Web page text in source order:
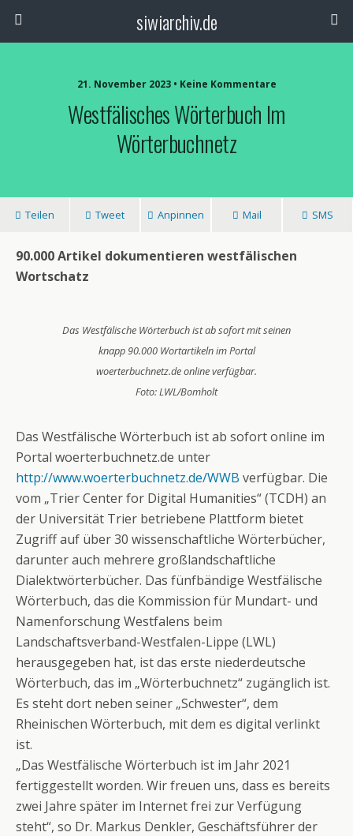
siwiarchiv.de
21. November 2023 • Keine Kommentare
Westfälisches Wörterbuch Im
Wörterbuchnetz
Teilen Tweet Anpinnen Mail SMS
90.000 Artikel dokumentieren westfälischen
Wortschatz
Das Westfälische Wörterbuch ist ab sofort mit seinen
knapp 90.000 Wortartikeln im Portal
woerterbuchnetz.de online verfügbar.
Foto: LWL/Bomholt
Das Westfälische Wörterbuch ist ab sofort online im
Portal woerterbuchnetz.de unter
http://www.woerterbuchnetz.de/WWB verfügbar. Die
vom „Trier Center for Digital Humanities“ (TCDH) an
der Universität Trier betriebene Plattform bietet
Zugriff auf über 30 wissenschaftliche Wörterbücher,
darunter auch mehrere großlandschaftliche
Dialektwörterbücher. Das fünfbändige Westfälische
Wörterbuch, das die Kommission für Mundart- und
Namenforschung Westfalens beim
Landschaftsverband-Westfalen-Lippe (LWL)
herausgegeben hat, ist das erste niederdeutsche
Wörterbuch, das im „Wörterbuchnetz“ zugänglich ist.
Es steht dort neben seiner „Schwester“, dem
Rheinischen Wörterbuch, mit dem es digital verlinkt
ist.
„Das Westfälische Wörterbuch ist im Jahr 2021
fertiggestellt worden. Wir freuen uns, dass es bereits
zwei Jahre später im Internet frei zur Verfügung
steht“, so Dr. Markus Denkler, Geschäftsführer der